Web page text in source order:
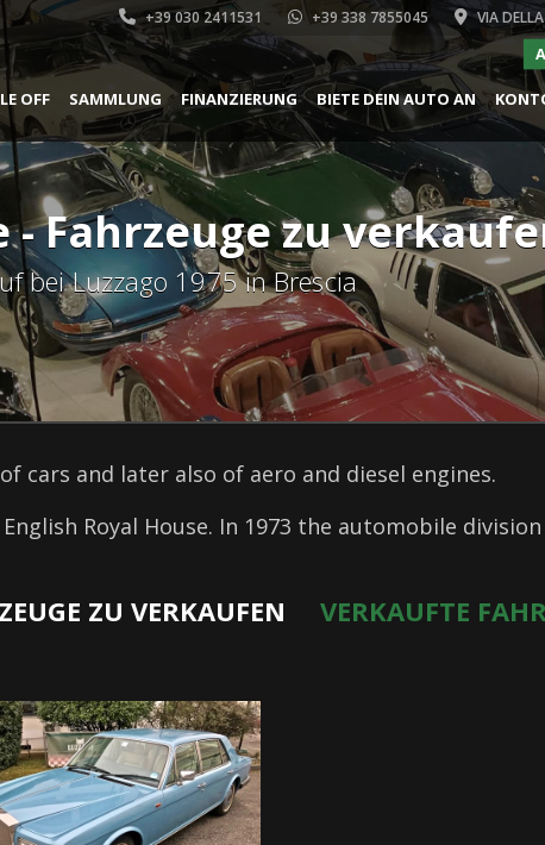
+39 030 2411531 +39 338 7855045 VIA
OFF SAMMLUNG FINANZIERUNG BIETE DEIN AUTO AN
- Fahrzeuge zu
bei Luzzago 1975 in Brescia
cars and later also of aero and diesel engines.
Royal House. In 1973 the automobile
ZU VERKAUFEN VERKAUFTE